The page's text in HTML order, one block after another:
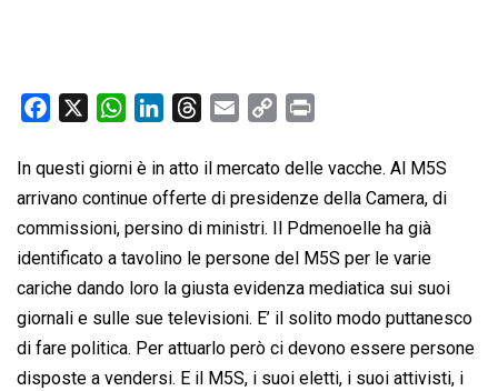
c
e
b
o
o
k
W
a
t
s
A
p
p
n
k
e
d
I
n
r
e
a
d
s
a
i
l
p
y
L
i
n
k
i
n
t
In questi giorni è in atto il mercato delle vacche. Al M5S
arrivano continue offerte di presidenze della Camera, di
commissioni, persino di ministri. Il Pdmenoelle ha già
identificato a tavolino le persone del M5S per le varie
cariche dando loro la giusta evidenza mediatica sui suoi
giornali e sulle sue televisioni. E’ il solito modo puttanesco
di fare politica. Per attuarlo però ci devono essere persone
disposte a vendersi. E il M5S, i suoi eletti, i suoi attivisti, i